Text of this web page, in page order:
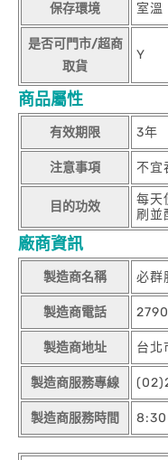
保存環境 室溫
是否可門市/超商
取貨
Y
商品屬性
有效期限 3年
注意事項 不宜
目的功效
每天
刷並
廠商資訊
製造商名稱 必群
製造商電話
製造商地址 台北
製造商服務專線
製造商服務時間